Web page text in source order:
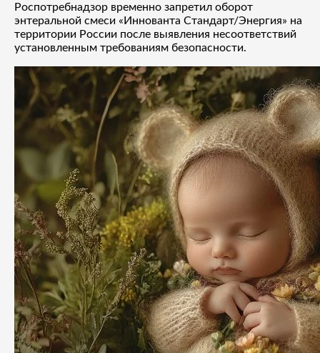
Роспотребнадзор временно запретил оборот
энтеральной смеси «Иннованта Стандарт/Энергия» на
территории России после выявления несоответствий
установленным требованиям безопасности.